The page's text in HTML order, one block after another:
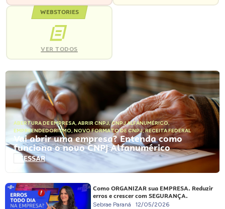
WEBSTORIES
VER TODOS
ABERTURA DE EMPRESA, ABRIR CNPJ,CNPJ ALFANUMÉRICO,
EMPREENDEDORISMO, NOVO FORMATO DE CNPJ,RECEITA FEDERAL
Vai abrir uma empresa? Entenda como
funciona o novo CNPJ Alfanumérico
ACESSAR
Como ORGANIZAR sua EMPRESA. Reduzir
erros e crescer com SEGURANÇA.
Sebrae Paraná 12/05/2026